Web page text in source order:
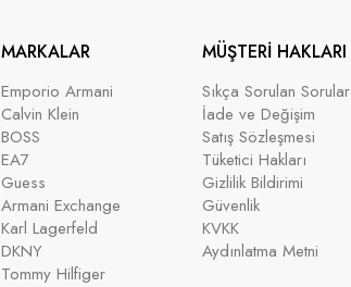
MARKALAR
Emporio Armani
Calvin Klein
BOSS
EA7
Guess
Armani Exchange
Karl Lagerfeld
DKNY
Tommy Hilfiger
MÜŞTERİ HAKLARI
Sıkça Sorulan Sorular
İade ve Değişim
Satış Sözleşmesi
Tüketici Hakları
Gizlilik Bildirimi
Güvenlik
KVKK
Aydınlatma Metni